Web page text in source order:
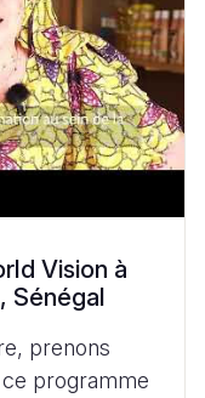
Vision à
Sénégal
prenons
programme